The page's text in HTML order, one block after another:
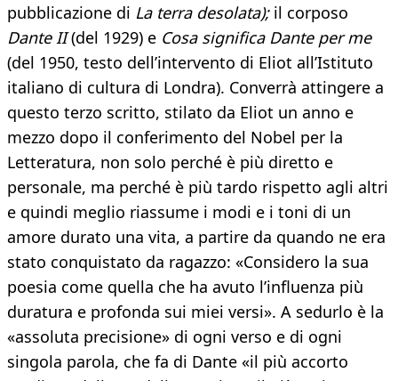
pubblicazione di La terra desolata);il corposo
Dante II(del 1929) e Cosa significa Dante per me
(del 1950, testo dell’intervento di Eliot all’Istituto
italiano di cultura di Londra). Converrà attingere a
questo terzo scritto, stilato da Eliot un anno e
mezzo dopo il conferimento del Nobel per la
Letteratura, non solo perché è più diretto e
personale, ma perché è più tardo rispetto agli altri
e quindi meglio riassume i modi e i toni di un
amore durato una vita, a partire da quando ne era
stato conquistato da ragazzo: «Considero la sua
poesia come quella che ha avuto l’influenza più
duratura e profonda sui miei versi». A sedurlo è la
«assoluta precisione» di ogni verso e di ogni
singola parola, che fa di Dante «il più accorto